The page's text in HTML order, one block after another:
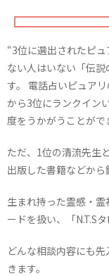
“3位に選出されたピ
ない人はいない「伝
す。 電話占いピュア
から3位にランクイン
度をうかがうことがで
ただ、1位の清流先生
出版した書籍などから
生まれ持った霊感・
ードを扱い、「N.T.S
どんな相談内容にも
きます。